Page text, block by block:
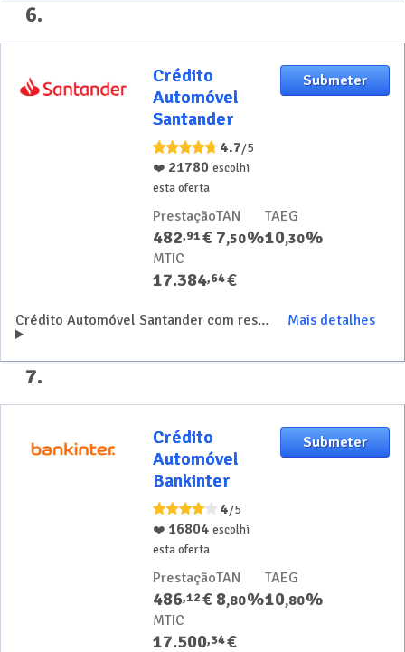
6.
Crédito
Automóvel
Santander
Crédito
Automóvel
Santander
4.7/5
❤️ 21780 escolhi
esta oferta
Prestação
482,91€
TAN
7,50%
TAEG
10,30%
MTIC
17.384,64€
Crédito Automóvel Santander com resposta rápida e pedido 100% online Mais detalhes
Submeter
7.
Crédito
Automóvel
Bankinter
Crédito
Automóvel
Bankinter
4/5
❤️ 16804 escolhi
esta oferta
Prestação
486,12€
TAN
8,80%
TAEG
10,80%
MTIC
17.500,34€
Submeter